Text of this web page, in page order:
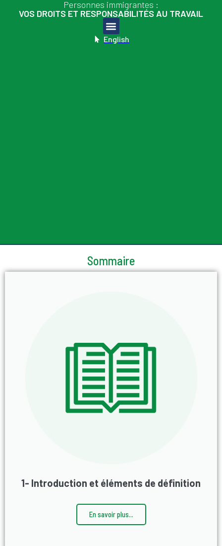
Personnes immigrantes :
VOS DROITS ET RESPONSABILITÉS AU TRAVAIL
English
Sommaire
1- Introduction et éléments de définition
En savoir plus...